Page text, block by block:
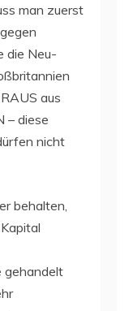
man zuerst
die Neu-
aus
– diese
nicht
behalten,
gehandelt